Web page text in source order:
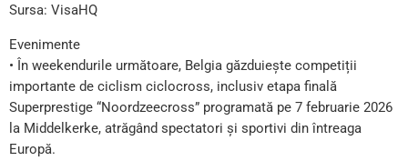
Sursa: VisaHQ
Evenimente
• În weekendurile următoare, Belgia găzduiește competiții
importante de ciclism ciclocross, inclusiv etapa finală
Superprestige “Noordzeecross” programată pe 7 februarie 2026
la Middelkerke, atrăgând spectatori și sportivi din întreaga
Europă.